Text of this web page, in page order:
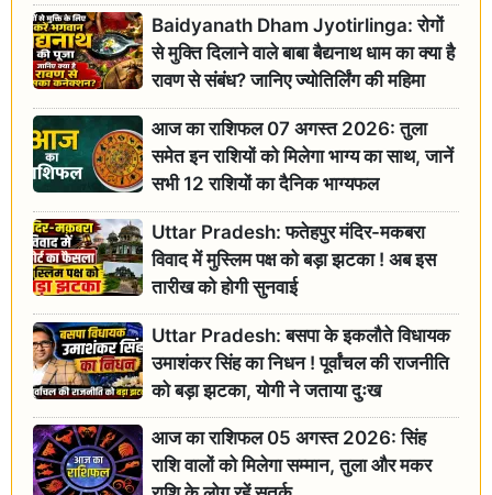
Baidyanath Dham Jyotirlinga: रोगों
से मुक्ति दिलाने वाले बाबा बैद्यनाथ धाम का क्या है
रावण से संबंध? जानिए ज्योतिर्लिंग की महिमा
आज का राशिफल 07 अगस्त 2026: तुला
समेत इन राशियों को मिलेगा भाग्य का साथ, जानें
सभी 12 राशियों का दैनिक भाग्यफल
Uttar Pradesh: फतेहपुर मंदिर-मकबरा
विवाद में मुस्लिम पक्ष को बड़ा झटका ! अब इस
तारीख को होगी सुनवाई
Uttar Pradesh: बसपा के इकलौते विधायक
उमाशंकर सिंह का निधन ! पूर्वांचल की राजनीति
को बड़ा झटका, योगी ने जताया दुःख
आज का राशिफल 05 अगस्त 2026: सिंह
राशि वालों को मिलेगा सम्मान, तुला और मकर